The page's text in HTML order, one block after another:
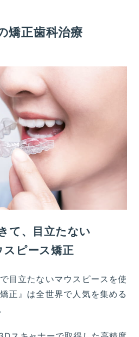
矯正歯科治療
て、目立たない
スピース矯正
目立たないマウスピースを使
正』は全世界で人気を集める